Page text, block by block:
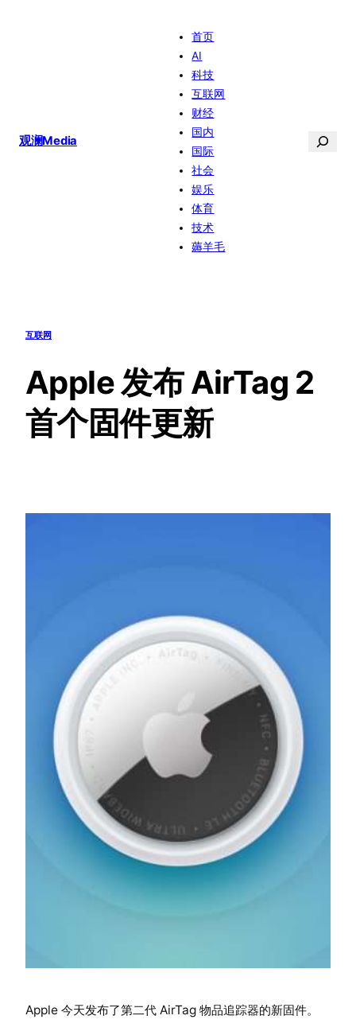
观澜Media
首页
AI
科技
互联网
财经
国内
国际
社会
娱乐
体育
技术
薅羊毛
搜
互联网
Apple 发布 AirTag 2
首个固件更新
Apple 今天发布了第二代 AirTag 物品追踪器的新固件。